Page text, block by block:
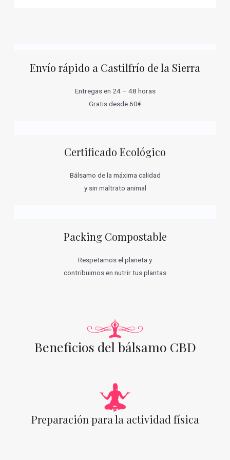
Envío rápido a Castilfrío de la Sierra
Entregas en 24 – 48 horas
Gratis desde 60€
Certificado Ecológico
Bálsamo de la máxima calidad
y sin maltrato animal
Packing Compostable
Respetamos el planeta y
contribuimos en nutrir tus plantas
Beneficios del bálsamo CBD
Preparación para la actividad física